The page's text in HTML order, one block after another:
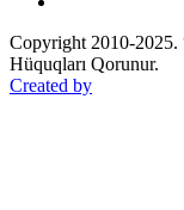
Copyright 2010-
Hüquqları Qorunur.
Created by